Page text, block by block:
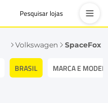
Pesquisar lojas
Volkswagen SpaceFox
BRASIL MARCA E